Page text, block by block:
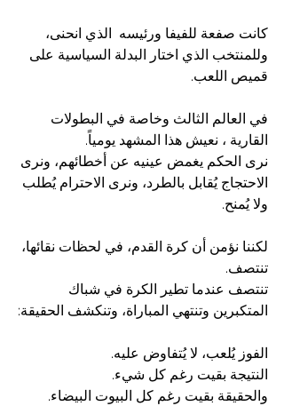
كانت صفعة للفيفا ورئيسه  الذي انحنى،
وللمنتخب الذي اختار البدلة السياسية على
قميص اللعب.
في العالم الثالث وخاصة في البطولات
القارية ، نعيش هذا المشهد يومياً.
نرى الحكم يغمض عينيه عن أخطائهم، ونرى
الاحتجاج يُقابل بالطرد، ونرى الاحترام يُطلب
ولا يُمنح.
لكننا نؤمن أن كرة القدم، في لحظات نقائها،
تنتصف.
تنتصف عندما تطير الكرة في شباك
المتكبرين وتنتهي المباراة، وتنكشف الحقيقة:
الفوز يُلعب، لا يُتفاوض عليه.
النتيجة بقيت رغم كل شيء.
والحقيقة بقيت رغم كل البيوت البيضاء.